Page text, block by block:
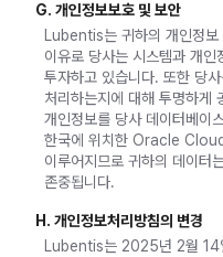
G. 개인정보보호 및 보안
Lubentis는 귀하의 개인정보
이유로 당사는 시스템과 개
투자하고 있습니다. 또한 당
처리하는지에 대해 투명하게
개인정보를 당사 데이터베이
한국에 위치한 Oracle
이루어지므로 귀하의 데이터
존중됩니다.
H. 개인정보처리방침의 변경
Lubentis는 2025년 2월 14